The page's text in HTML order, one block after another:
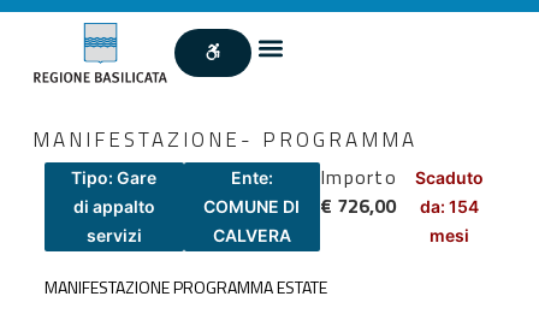
MANIFESTAZIONE- PROGRAMMA
Tipo: Gare
di appalto
servizi
Ente:
COMUNE DI
CALVERA
Importo
€ 726,00
Scaduto
da: 154
mesi
MANIFESTAZIONE PROGRAMMA ESTATE